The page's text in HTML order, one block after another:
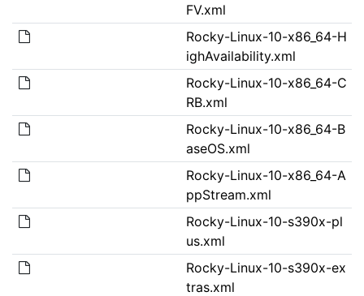
FV.xml
Rocky-Linux-10-x86_64-H
ighAvailability.xml
Rocky-Linux-10-x86_64-C
RB.xml
Rocky-Linux-10-x86_64-B
aseOS.xml
Rocky-Linux-10-x86_64-A
ppStream.xml
Rocky-Linux-10-s390x-pl
us.xml
Rocky-Linux-10-s390x-ex
tras.xml